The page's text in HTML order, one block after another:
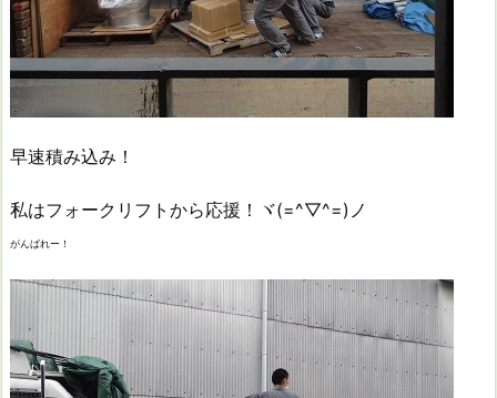
早速積み込み！
私はフォークリフトから応援！ヾ(=^▽^=)ノ
がんばれー！